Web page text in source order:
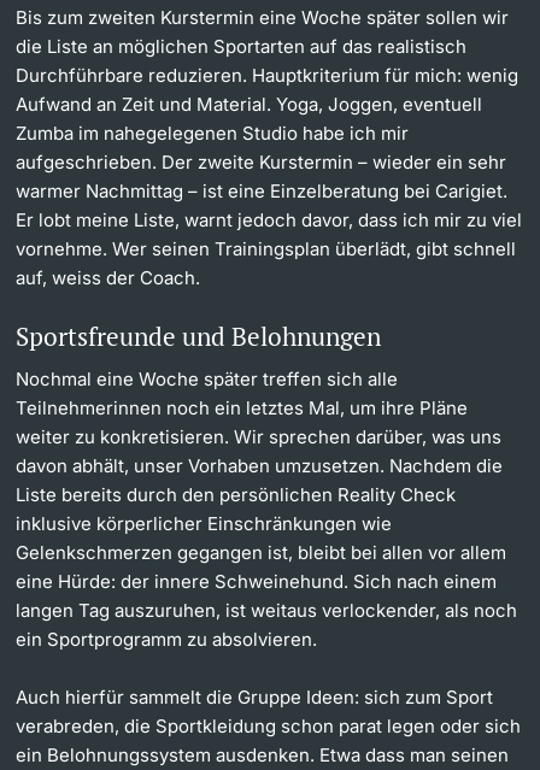
Bis zum zweiten Kurstermin eine Woche später sollen wir
die Liste an möglichen Sportarten auf das realistisch
Durchführbare reduzieren. Hauptkriterium für mich: wenig
Aufwand an Zeit und Material. Yoga, Joggen, eventuell
Zumba im nahegelegenen Studio habe ich mir
aufgeschrieben. Der zweite Kurstermin – wieder ein sehr
warmer Nachmittag – ist eine Einzelberatung bei Carigiet.
Er lobt meine Liste, warnt jedoch davor, dass ich mir zu viel
vornehme. Wer seinen Trainingsplan überlädt, gibt schnell
auf, weiss der Coach.
Sportsfreunde und Belohnungen
Nochmal eine Woche später treffen sich alle
Teilnehmerinnen noch ein letztes Mal, um ihre Pläne
weiter zu konkretisieren. Wir sprechen darüber, was uns
davon abhält, unser Vorhaben umzusetzen. Nachdem die
Liste bereits durch den persönlichen Reality Check
inklusive körperlicher Einschränkungen wie
Gelenkschmerzen gegangen ist, bleibt bei allen vor allem
eine Hürde: der innere Schweinehund. Sich nach einem
langen Tag auszuruhen, ist weitaus verlockender, als noch
ein Sportprogramm zu absolvieren.
Auch hierfür sammelt die Gruppe Ideen: sich zum Sport
verabreden, die Sportkleidung schon parat legen oder sich
ein Belohnungssystem ausdenken. Etwa dass man seinen